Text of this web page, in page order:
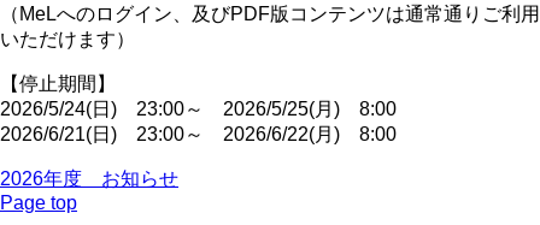
（MeLへのログイン、及びPDF版コンテンツは通常通りご利用
いただけます）
【停止期間】
2026/5/24(日) 23:00～ 2026/5/25(月) 8:00
2026/6/21(日) 23:00～ 2026/6/22(月) 8:00
2026年度 お知らせ
Page top